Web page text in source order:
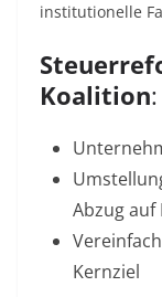
institutionelle
Koalition:
Abzug auf
Kernziel